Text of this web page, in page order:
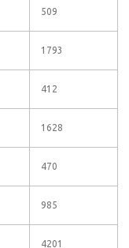
509
1793
412
1628
470
985
4201